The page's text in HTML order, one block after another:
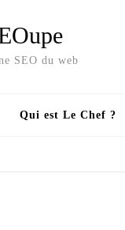
SEO du web
Qui est Le Chef ?